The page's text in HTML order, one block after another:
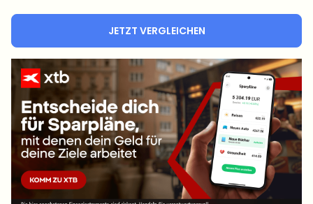
JETZT VERGLEICHEN